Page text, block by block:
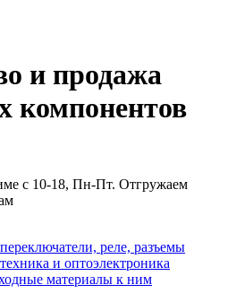
и продажа
компонентов
с 10-18, Пн-Пт. Отгружаем
реле, разъемы
и оптоэлектроника
материалы к ним